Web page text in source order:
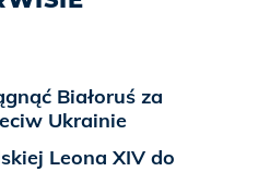
Białoruś za
Ukrainie
Leona XIV do